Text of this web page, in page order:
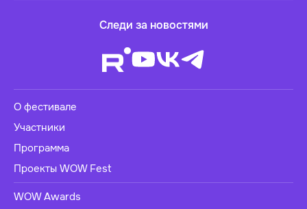
Следи за новостями
О фестивале
Участники
Программа
Проекты WOW Fest
WOW Awards